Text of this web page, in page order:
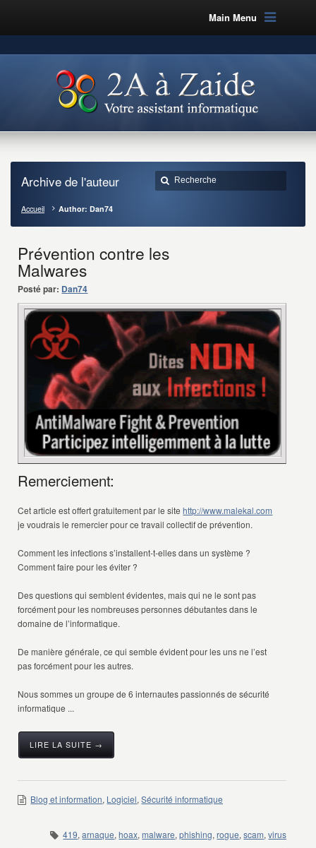
Main Menu
Archive de l'auteur
Accueil Author: Dan74
Prévention contre les
Malwares
Posté par: Dan74
Remerciement:
Cet article est offert gratuitement par le sitehttp://www.malekal.com
je voudrais le remercier pour ce travail collectif de prévention.
Comment les infections s’installent-t-elles dans un système ?
Comment faire pour les éviter ?
Des questions qui semblent évidentes, mais qui ne le sont pas
forcément pour les nombreuses personnes débutantes dans le
domaine de l’informatique.
De manière générale, ce qui semble évident pour les uns ne l’est
pas forcément pour les autres.
Nous sommes un groupe de 6 internautes passionnés de sécurité
informatique ...
LIRE LA SUITE →
Blog et information, Logiciel,Sécurité informatique
419,arnaque,hoax,malware,phishing,rogue,scam,virus